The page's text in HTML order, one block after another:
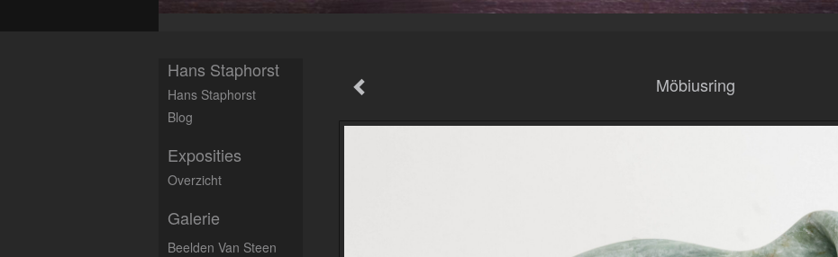
Möbiusring
Hans Staphorst
Hans Staphorst
Blog
Exposities
Overzicht
Galerie
Beelden Van Steen